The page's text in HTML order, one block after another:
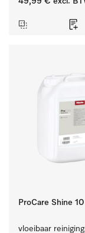
ProCare Shine 10
vloeibaar